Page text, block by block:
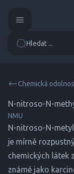
Hledat ...
Chemická
N-nitroso-N-
NMU
N-nitroso-N-
je mírně
chemických látek
známé jako